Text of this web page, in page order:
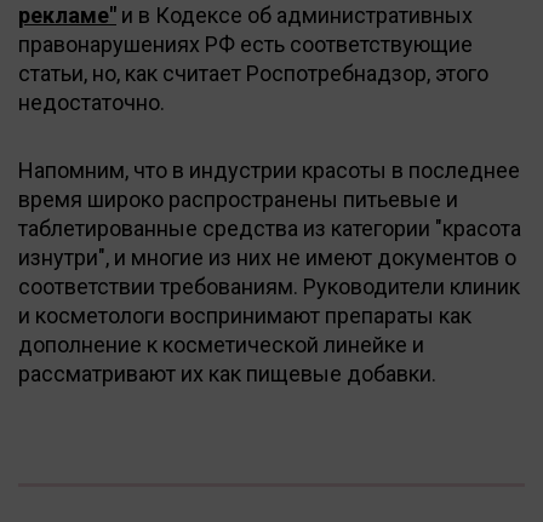
рекламе" и в Кодексе об административных
правонарушениях РФ есть соответствующие
статьи, но, как считает Роспотребнадзор, этого
недостаточно.
Напомним, что в индустрии красоты в последнее
время широко распространены питьевые и
таблетированные средства из категории "красота
изнутри", и многие из них не имеют документов о
соответствии требованиям. Руководители клиник
и косметологи воспринимают препараты как
дополнение к косметической линейке и
рассматривают их как пищевые добавки.